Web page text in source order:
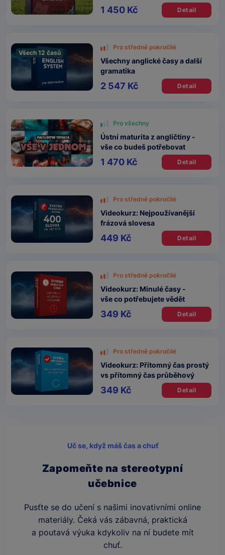
1 450 Kč Detail
Všech 12 časů
Pro středně pokročilé
Všechny anglické časy a další
gramatika
2 547 Kč Detail
Pro všechny
Ústní maturita z angličtiny -
vše co budeš potřebovat
1 470 Kč Detail
Pro středně pokročilé
Videokurz: Nejpoužívanější
frázová slovesa
449 Kč Detail
Pro středně pokročilé
Videokurz: Minulé časy -
vše co potřebujete vědět
349 Kč Detail
Pro středně pokročilé
Videokurz: Přítomný čas prostý
vs přítomný čas průběhový
349 Kč Detail
Uč se, když máš čas a chuť
Zapomeňte na stereotypní
učebnice
Pusťte se do učení s našimi inovativními online
materiály. Čeká vás zábavná, praktická
a poutavá výuka kdykoliv na ní budete mít
chuť.